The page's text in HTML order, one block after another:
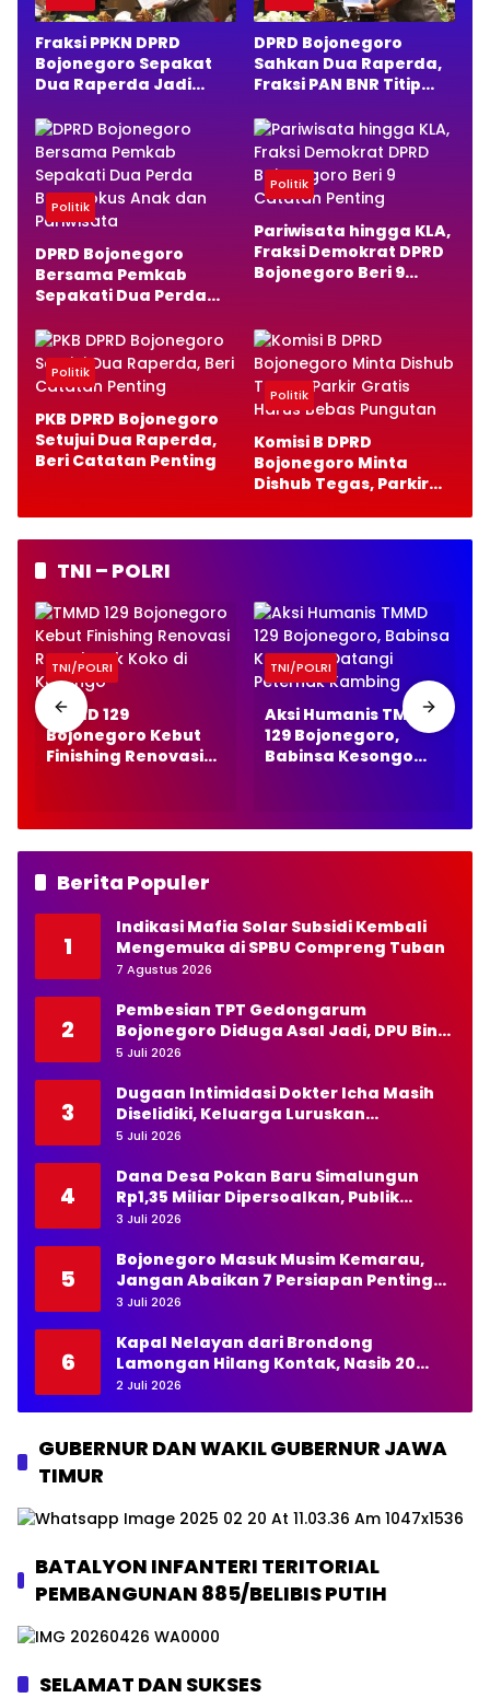
Fraksi PPKN DPRD
Bojonegoro Sepakat
Dua Raperda Jadi
DPRD Bojonegoro
Sahkan Dua Raperda,
Fraksi PAN BNR Titip
Politik
DPRD Bojonegoro
Bersama Pemkab
Sepakati Dua Perda
Pariwisata
Politik
Pariwisata hingga KLA,
Fraksi Demokrat DPRD
Bojonegoro Beri 9
Politik
PKB DPRD Bojonegoro
Setujui Dua Raperda,
Beri Catatan Penting
Politik
Komisi B DPRD
Bojonegoro Minta
Dishub Tegas, Parkir
Pungutan
TNI – POLRI
TNI/POLRI
TMMD 129
Bojonegoro Kebut
Finishing Renovasi
TNI/POLRI
Aksi Humanis TMMD
129 Bojonegoro,
Babinsa Kesongo
Berita Populer
1
Indikasi Mafia Solar Subsidi Kembali
Mengemuka di SPBU Compreng Tuban
7 Agustus 2026
2
Pembesian TPT Gedongarum
Bojonegoro Diduga Asal Jadi, DPU Bina
Marga Diminta Bertindak Tegas
5 Juli 2026
3
Dugaan Intimidasi Dokter Icha Masih
Diselidiki, Keluarga Luruskan
Pernyataan Kapolda NTT
5 Juli 2026
4
Dana Desa Pokan Baru Simalungun
Rp1,35 Miliar Dipersoalkan, Publik
Pertanyakan Transparansi Kades
3 Juli 2026
5
Bojonegoro Masuk Musim Kemarau,
Jangan Abaikan 7 Persiapan Penting
Ini
3 Juli 2026
6
Kapal Nelayan dari Brondong
Lamongan Hilang Kontak, Nasib 20
Awak Masih Dicari
2 Juli 2026
GUBERNUR DAN WAKIL GUBERNUR JAWA
TIMUR
BATALYON INFANTERI TERITORIAL
PEMBANGUNAN 885/BELIBIS PUTIH
SELAMAT DAN SUKSES